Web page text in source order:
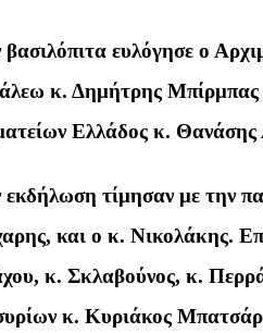
ευλόγησε ο
κ. Δημήτρης Μπίρμπας
Ελλάδος κ. Θανάσης
τίμησαν με την
και ο κ. Νικολάκης.
κ. Σκλαβούνος, κ.
κ. Κυριάκος